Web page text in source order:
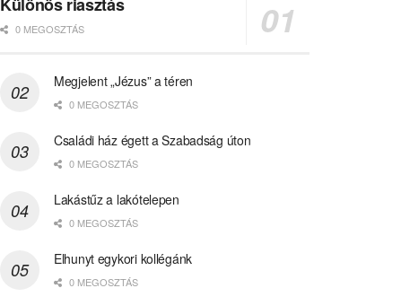
0 MEGOSZTÁS
Megjelent „Jézus” a téren
0 MEGOSZTÁS
Családi ház égett a Szabadság úton
0 MEGOSZTÁS
Lakástűz a lakótelepen
0 MEGOSZTÁS
Elhunyt egykori kollégánk
0 MEGOSZTÁS